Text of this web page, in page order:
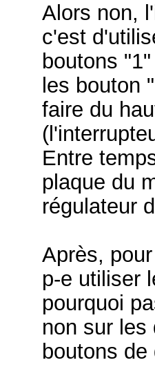
Alors non,
c'est
boutons
les bouton
faire du
Entre
plaque du
régulateur
Après,
p-e utiliser
pourquoi
non sur les
boutons de